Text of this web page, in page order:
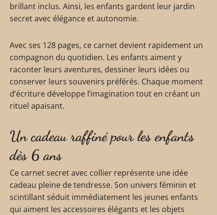
brillant inclus. Ainsi, les enfants gardent leur jardin
secret avec élégance et autonomie.
Avec ses 128 pages, ce carnet devient rapidement un
compagnon du quotidien. Les enfants aiment y
raconter leurs aventures, dessiner leurs idées ou
conserver leurs souvenirs préférés. Chaque moment
d’écriture développe l’imagination tout en créant un
rituel apaisant.
Un cadeau raffiné pour les enfants
dès 6 ans
Ce carnet secret avec collier représente une idée
cadeau pleine de tendresse. Son univers féminin et
scintillant séduit immédiatement les jeunes enfants
qui aiment les accessoires élégants et les objets